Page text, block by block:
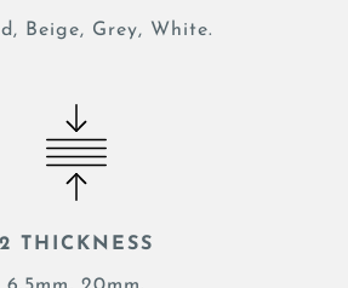
Beige, Grey, White.
2 THICKNESS